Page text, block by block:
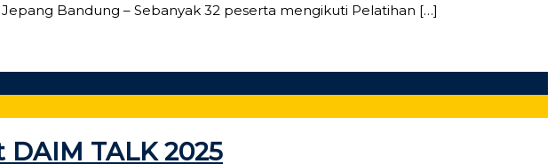
Bandung – Sebanyak 32 peserta mengikuti Pelatihan […]
TALK 2025